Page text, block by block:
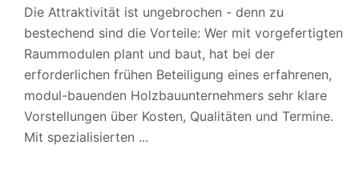
Die Attraktivität ist ungebrochen - denn zu
bestechend sind die Vorteile: Wer mit vorgefertigten
Raummodulen plant und baut, hat bei der
erforderlichen frühen Beteiligung eines erfahrenen,
modul-bauenden Holzbauunternehmers sehr klare
Vorstellungen über Kosten, Qualitäten und Termine.
Mit spezialisierten ...